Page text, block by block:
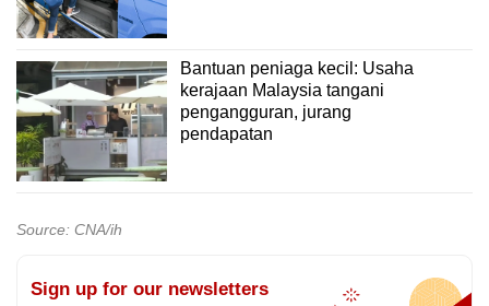
Bantuan peniaga kecil: Usaha
kerajaan Malaysia tangani
pengangguran, jurang
pendapatan
Source: CNA/ih
Sign up for our newsletters